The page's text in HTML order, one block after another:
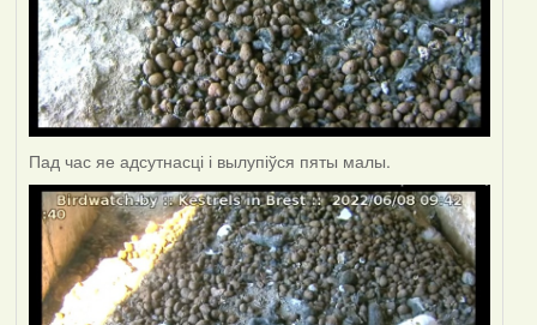
Пад час яе адсутнасці і вылупіўся пяты малы.